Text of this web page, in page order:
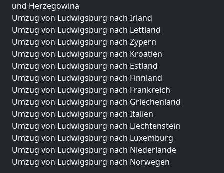
und Herzegowina
Umzug von Ludwigsburg nach Irland
Umzug von Ludwigsburg nach Lettland
Umzug von Ludwigsburg nach Zypern
Umzug von Ludwigsburg nach Kroatien
Umzug von Ludwigsburg nach Estland
Umzug von Ludwigsburg nach Finnland
Umzug von Ludwigsburg nach Frankreich
Umzug von Ludwigsburg nach Griechenland
Umzug von Ludwigsburg nach Italien
Umzug von Ludwigsburg nach Liechtenstein
Umzug von Ludwigsburg nach Luxemburg
Umzug von Ludwigsburg nach Niederlande
Umzug von Ludwigsburg nach Norwegen